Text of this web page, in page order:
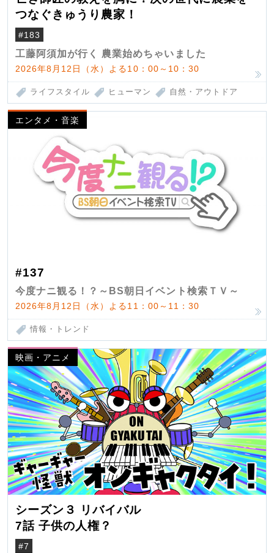
つなぐきゅうり農家！
#183
工藤阿須加が行く 農業始めちゃいました
2026年8月12日（水）よる10：00～10：30
ライフスタイル ヒューマン 自然・アウトドア
エンタメ・音楽
#137
今度ナニ観る！？～BS朝日イベント検索ＴＶ～
2026年8月12日（水）よる11：00～11：30
情報・トレンド
映画・アニメ
シーズン３ リバイバル
7話 子供の人権？
#7